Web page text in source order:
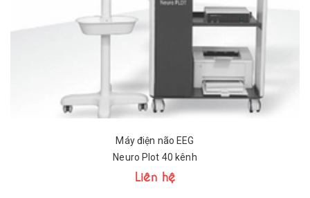
Máy điện não EEG
Neuro Plot 40 kênh
Liên hệ